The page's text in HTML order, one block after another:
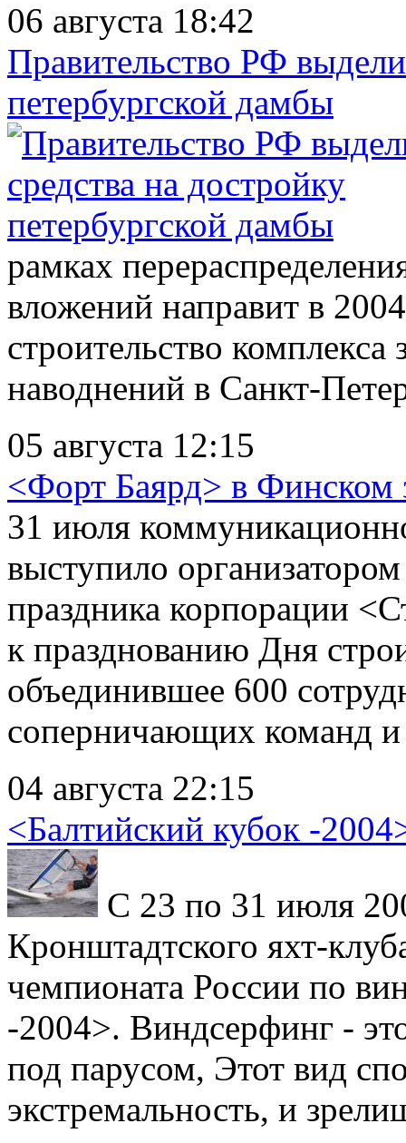
06 августа 18:42
Правительство РФ
петербургской дамбы
рамках
вложений направит в
строительство
наводнений в Санкт-
05 августа 12:15
<Форт Баярд> в Финском
31 июля
выступило
праздника корпорации
к празднованию Дня
объединившее 600
соперничающих команд
04 августа 22:15
<Балтийский кубок -
С 23 по 31 июля
Кронштадтского яхт-
чемпионата России по
-2004>. Виндсерфинг -
под парусом, Этот вид
экстремальность, и